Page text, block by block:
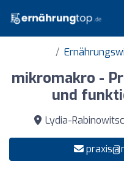
mikromakro -
und
Lydia-